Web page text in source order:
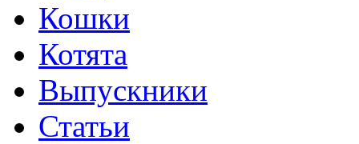
Кошки
Котята
Выпускники
Статьи